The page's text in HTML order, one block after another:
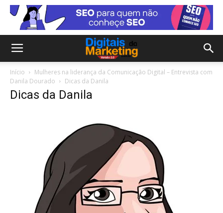
Início
Mulheres na liderança da Comunicação Digital – Entrevista com
Danila Dourado
Dicas da Danila
Dicas da Danila